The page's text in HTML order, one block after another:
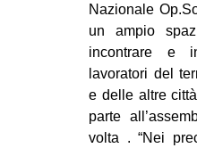
Nazionale
un ampio
incontrare e
lavoratori del
e delle altre
parte
volta . “Nei